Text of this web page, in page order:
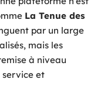
La Tenue des
par un large
mais les
à niveau
service et